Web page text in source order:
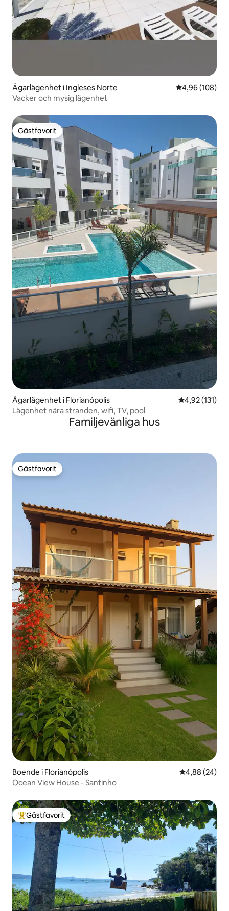
Ägarlägenhet i Ingleses Norte 4,96 av 5 i
4,96 (108)
Vacker och mysig lägenhet
Gästfavorit
Gästfavorit
Ägarlägenhet i Florianópolis 4,92 av 5 i
4,92 (131)
Lägenhet nära stranden, wifi, TV, pool
Familjevänliga hus
Gästfavorit
Gästfavorit
Boende i Florianópolis 4,88 av 5 i
4,88 (24)
Ocean View House - Santinho
Populär gästfavorit
Gästfavorit